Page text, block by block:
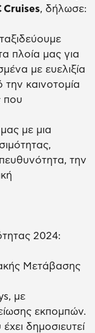
Cruises, δήλωσε:
πλοία μας για
με ευελιξία
καινοτομία
που
με μια
την
2024:
Μετάβασης
με
εκπομπών.
δημοσιευτεί